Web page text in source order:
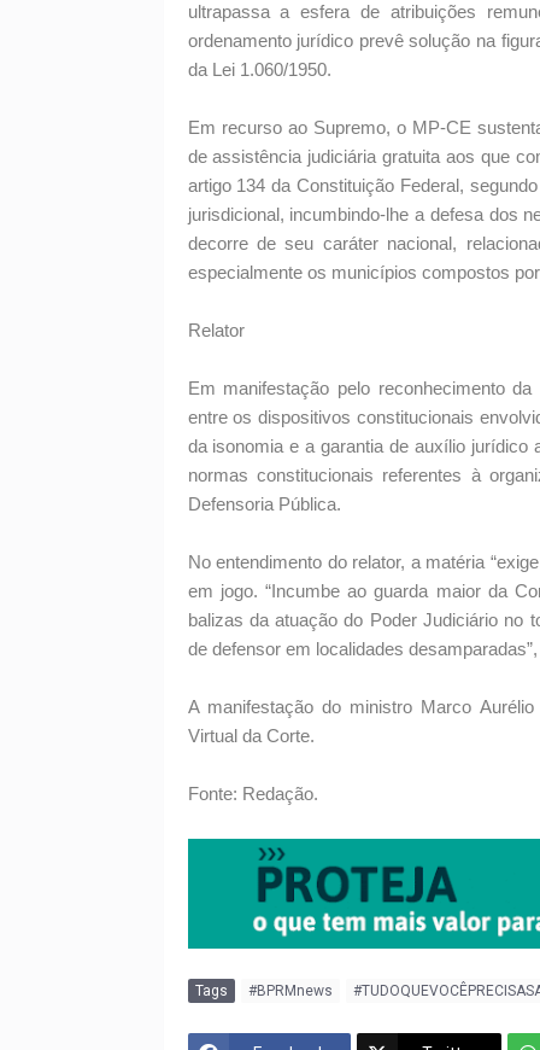
ultrapassa a esfera de atribuições
ordenamento jurídico prevê solução na
da Lei 1.060/1950.
Em recurso ao Supremo, o MP-CE
de assistência judiciária gratuita aos que
artigo 134 da Constituição Federal,
jurisdicional, incumbindo-lhe a defesa dos
decorre de seu caráter nacional,
especialmente os municípios compostos
Relator
Em manifestação pelo reconhecimento
entre os dispositivos constitucionais
da isonomia e a garantia de auxílio
normas constitucionais referentes à
Defensoria Pública.
No entendimento do relator, a matéria
em jogo. “Incumbe ao guarda maior da
balizas da atuação do Poder Judiciário no
de defensor em localidades
A manifestação do ministro Marco
Virtual da Corte.
Fonte: Redação.
Tags #BPRMnews